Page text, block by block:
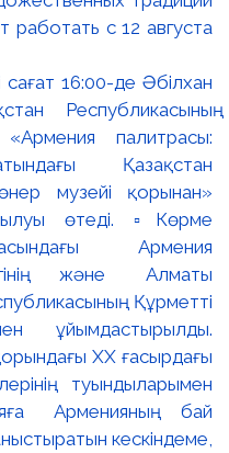
16:00-де Әбілхан
Республикасының
палитрасы:
Қазақстан
музейі қорынан»
өтеді. ▫️Көрме
Армения
және Алматы
Құрметті
ұйымдастырылды.
ХХ ғасырдағы
туындыларымен
Арменияның бай
кескіндеме,